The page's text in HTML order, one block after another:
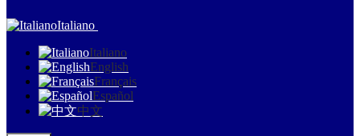
Italiano
Italiano
English
Français
Español
中文